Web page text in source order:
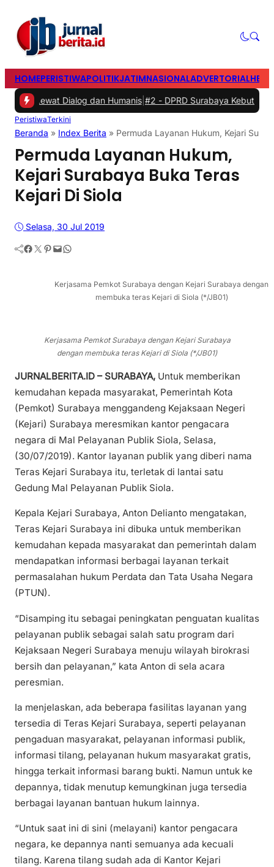
HOMEPERISTIWAPOLITIKJATIMNASIONALADVERTORIAL
Dialog dan Humanis|#2 -DPRD Surabaya Kebut Raperda
PeristiwaTerkini
Beranda » Index Berita » Permuda Layanan Hukum, Kejari
Permuda Layanan Hukum,
Kejari Surabaya Buka Teras
Kejari Di Siola
Selasa, 30 Jul 2019
Facebook Twitter Pinterest Mail WhatsApp
Kerjasama Pemkot Surabaya dengan Kejari Surabaya dengan
membuka teras Kejari di Siola (*/JB01)
Kerjasama Pemkot Surabaya dengan Kejari Surabaya
dengan membuka teras Kejari di Siola (*/JB01)
JURNALBERITA.ID – SURABAYA, Untuk memberikan
kemudahan kepada masyarakat, Pemerintah Kota
(Pemkot) Surabaya menggandeng Kejaksaan Negeri
(Kejari) Surabaya meresmikan kantor pengacara
negara di Mal Pelayanan Publik Siola, Selasa,
(30/07/2019). Kantor layanan publik yang diberi nama
Teras Kejari Surabaya itu, terletak di lantai satu
Gedung Mal Pelayanan Publik Siola.
Kepala Kejari Surabaya, Anton Delianto mengatakan,
Teras Kejari Surabaya ini dibuka untuk memberikan
kemudahan kepada masyarakat dan pemerintah dalam
mendapatkan informasi berbagai layanan terkait
permasalahan hukum Perdata dan Tata Usaha Negara
(PTUN).
“Disamping itu sebagai peningkatan penguatan kualitas
pelayanan publik sebagai salah satu program dari
Kejaksaan Negeri Surabaya menuju wilayah birokrasi
bersih dan pelayanan,” kata Anton di sela acara
peresmian.
Ia menjelaskan, ada beberapa fasilitas layanan yang
tersedia di Teras Kejari Surabaya, seperti pelayanan
pengaduan masyarakat, pelayanan informasi publik,
informasi tilang, pelayanan hukum masyarakat gratis,
hingga terkait informasi barang bukti. Namun untuk ke
depannya, tidak menutup kemungkinan juga tersedia
berbagai layanan bantuan hukum lainnya.
“Untuk saat ini di sini (melayani) kantor pengacara
negara, ke depannya nanti semuanya ada kecuali
tilang. Karena tilang sudah ada di Kantor Kejari